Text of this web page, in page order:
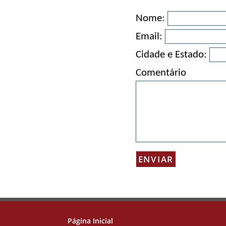
Nome:
Email:
Cidade e Estado:
Comentário
Página Inicial